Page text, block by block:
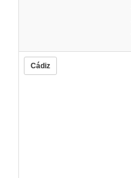
Cádiz